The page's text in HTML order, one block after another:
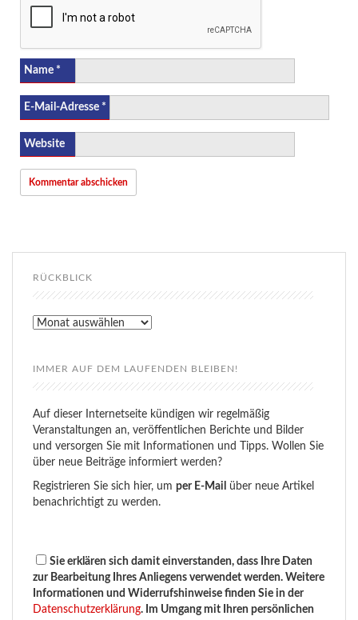
Name *
E-Mail-Adresse *
Website
RÜCKBLICK
Rückblick
IMMER AUF DEM LAUFENDEN BLEIBEN!
Auf dieser Internetseite kündigen wir regelmäßig
Veranstaltungen an, veröffentlichen Berichte und Bilder
und versorgen Sie mit Informationen und Tipps. Wollen Sie
über neue Beiträge informiert werden?
Registrieren Sie sich hier, um per E-Mail
über neue Artikel
benachrichtigt zu werden.
Sie erklären sich damit einverstanden, dass Ihre Daten
zur Bearbeitung Ihres Anliegens verwendet werden. Weitere
Informationen und Widerrufshinweise finden Sie in der
Datenschutzerklärung. Im Umgang mit Ihren persönlichen